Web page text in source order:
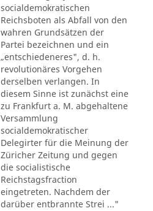
socialdemokratischen
Reichsboten als Abfall von den
wahren Grundsätzen der
Partei bezeichnen und ein
„entschiedeneres", d. h.
revolutionäres Vorgehen
derselben verlangen. In
diesem Sinne ist zunächst eine
zu Frankfurt a. M. abgehaltene
Versammlung
socialdemokratischer
Delegirter für die Meinung der
Züricher Zeitung und gegen
die socialistische
Reichstagsfraction
eingetreten. Nachdem der
darüber entbrannte Strei ..."